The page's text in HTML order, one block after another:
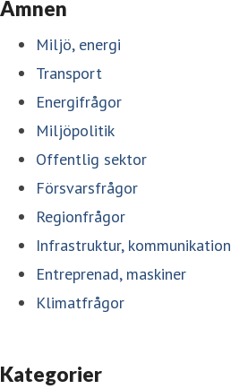
Ämnen
Miljö, energi
Transport
Energifrågor
Miljöpolitik
Offentlig sektor
Försvarsfrågor
Regionfrågor
Infrastruktur, kommunikation
Entreprenad, maskiner
Klimatfrågor
Kategorier